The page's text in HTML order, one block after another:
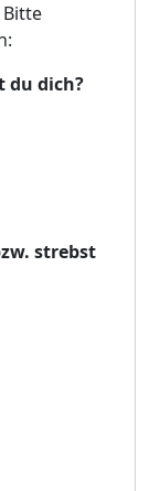
du dich?
strebst